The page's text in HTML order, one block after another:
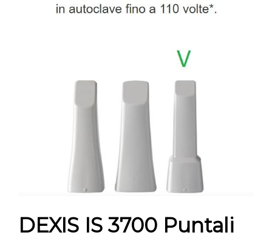
DEXIS IS 3700 Puntali